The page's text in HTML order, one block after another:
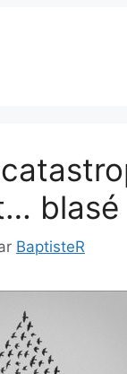
blasé
BaptisteR